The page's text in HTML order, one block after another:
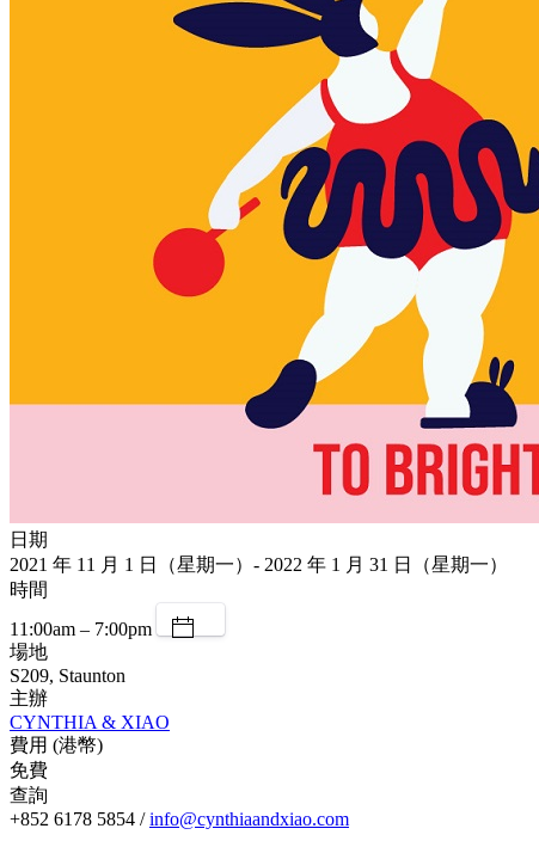
日期
2021 年 11 月 1 日（星期一）- 2022 年 1 月 31 日（星期一）
時間
11:00am – 7:00pm
場地
S209, Staunton
主辦
CYNTHIA & XIAO
費用 (港幣)
免費
查詢
+852 6178 5854 /info@cynthiaandxiao.com